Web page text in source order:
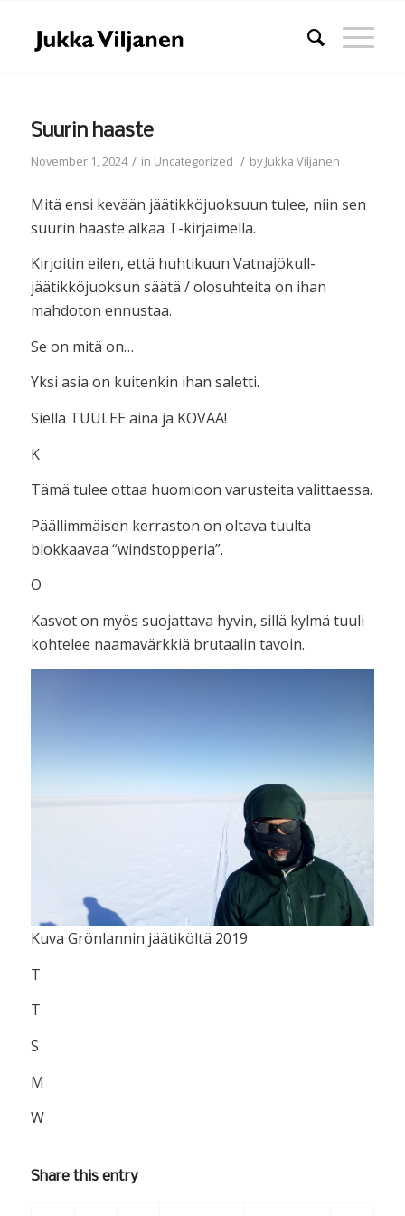
Suurin haaste
November 1, 2024 / in Uncategorized / byJukka Viljanen
Mitä ensi kevään jäätikköjuoksuun tulee, niin sen
suurin haaste alkaa T-kirjaimella.
Kirjoitin eilen, että huhtikuun Vatnajökull-
jäätikköjuoksun säätä / olosuhteita on ihan
mahdoton ennustaa.
Se on mitä on…
Yksi asia on kuitenkin ihan saletti.
Siellä TUULEE aina ja KOVAA!
K
Tämä tulee ottaa huomioon varusteita valittaessa.
Päällimmäisen kerraston on oltava tuulta
blokkaavaa “windstopperia”.
O
Kasvot on myös suojattava hyvin, sillä kylmä tuuli
kohtelee naamavärkkiä brutaalin tavoin.
Kuva Grönlannin jäätiköltä 2019
T
T
S
M
W
Share this entry